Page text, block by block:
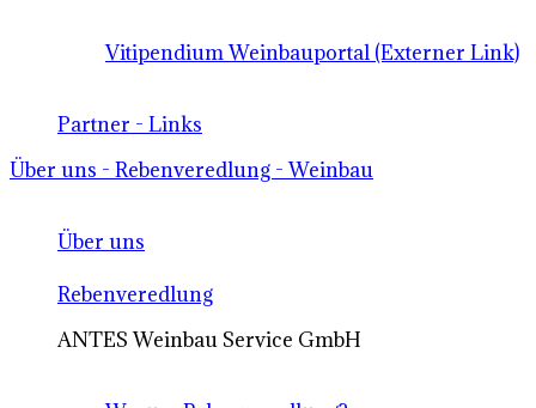
Vitipendium Weinbauportal (Externer Link)
Partner - Links
Über uns - Rebenveredlung - Weinbau
Über uns
Rebenveredlung
ANTES Weinbau Service GmbH